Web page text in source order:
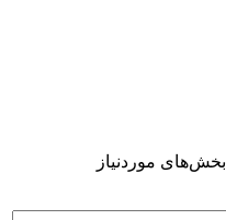
بخش‌های موردنیاز